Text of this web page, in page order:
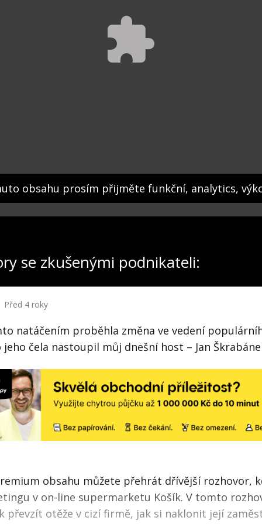
obsahu prosím přijměte funkční, analytics,
se zkušenými podnikateli:
Před 4 roky
natáčením proběhla změna ve vedení
jeho čela nastoupil můj dnešní host – Jan
obsahu můžete přehrát dřívější rozhovor,
v on-line supermarketu Košík. V tomto
převzít otěže v cizí firmě, jak si naklonit její